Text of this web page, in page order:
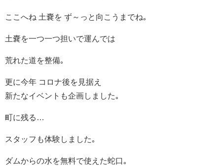
ここへね 土嚢を ず～っと向こうまでね｡
土嚢を一つ一つ担いで運んでは
荒れた道を整備｡
更に今年 コロナ後を見据え
新たなイベントも企画しました｡
町に残る…
スタッフも体験しました｡
ダムからの水を無料で使えた蛇口｡